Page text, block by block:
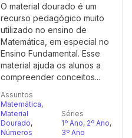
O material dourado é um
recurso pedagógico muito
utilizado no ensino de
Matemática, em especial no
Ensino Fundamental. Esse
material ajuda os alunos a
compreender conceitos...
Assuntos
Matemática,
Material
Dourado,
Números
Séries
1º Ano, 2º Ano,
3º Ano